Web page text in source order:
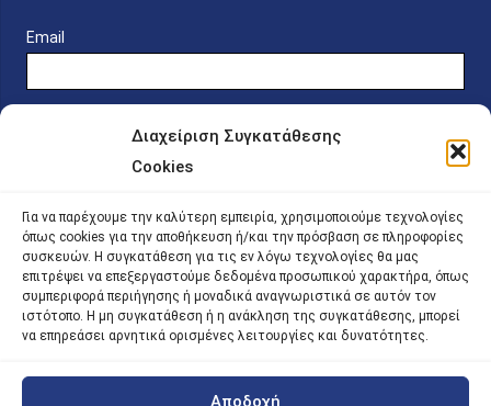
Διαχείριση Συγκατάθεσης
Cookies
Για να παρέχουμε την καλύτερη εμπειρία, χρησιμοποιούμε τεχνολογίες
όπως cookies για την αποθήκευση ή/και την πρόσβαση σε πληροφορίες
συσκευών. Η συγκατάθεση για τις εν λόγω τεχνολογίες θα μας
επιτρέψει να επεξεργαστούμε δεδομένα προσωπικού χαρακτήρα, όπως
συμπεριφορά περιήγησης ή μοναδικά αναγνωριστικά σε αυτόν τον
ιστότοπο. Η μη συγκατάθεση ή η ανάκληση της συγκατάθεσης, μπορεί
να επηρεάσει αρνητικά ορισμένες λειτουργίες και δυνατότητες.
Αποδοχή
Email
Online Platform for Scholarship Candidates
IKY – Transparency
Sitemap